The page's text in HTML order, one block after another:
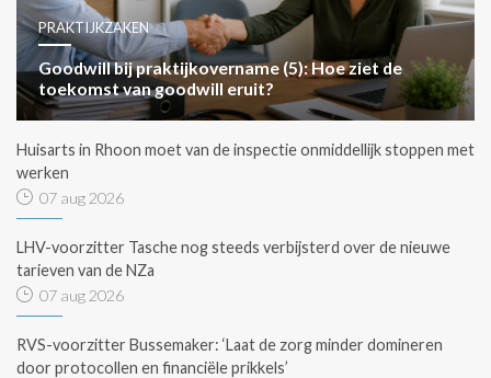
PRAKTIJKZAKEN
Goodwill bij praktijkovername (5): Hoe ziet de
toekomst van goodwill eruit?
Huisarts in Rhoon moet van de inspectie onmiddellijk stoppen met
werken
07 aug 2026
LHV-voorzitter Tasche nog steeds verbijsterd over de nieuwe
tarieven van de NZa
07 aug 2026
RVS-voorzitter Bussemaker: ‘Laat de zorg minder domineren
door protocollen en financiële prikkels’